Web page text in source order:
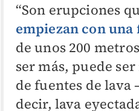
“Son erupciones
empiezan con
de unos 200
ser más, puede
de fuentes de lava
decir, lava